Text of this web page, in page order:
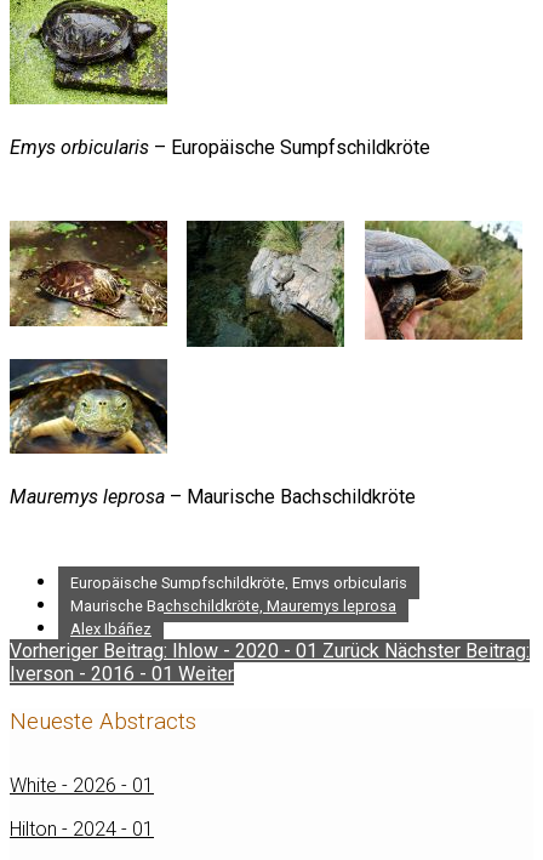
Emys orbicularis – Europäische Sumpfschildkröte
Mauremys leprosa – Maurische Bachschildkröte
Europäische Sumpfschildkröte, Emys orbicularis
Maurische Bachschildkröte, Mauremys leprosa
Alex Ibáñez
Vorheriger Beitrag: Ihlow - 2020 - 01 Zurück Nächster Beitrag:
Iverson - 2016 - 01 Weiter
Neueste Abstracts
White - 2026 - 01
Hilton - 2024 - 01